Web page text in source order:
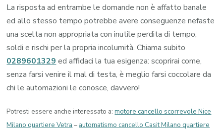
La risposta ad entrambe le domande non è affatto banale
ed allo stesso tempo potrebbe avere conseguenze nefaste
una scelta non appropriata con inutile perdita di tempo,
soldi e rischi per la propria incolumità. Chiama subito
0289601329 ed affidaci la tua esigenza: scoprirai come,
senza farsi venire il mal di testa, è meglio farsi coccolare da
chi le automazioni le conosce, davvero!
Potresti essere anche interessato a:motore cancello scorrevole Nice
Milano quartiere Vetra – automatismo cancello Casit Milano quartiere